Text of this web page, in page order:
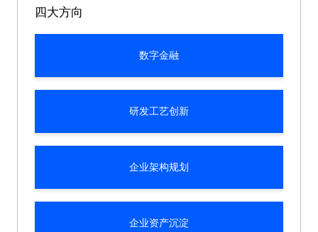
四大方向
数字金融
研发工艺创新
企业架构规划
企业资产沉淀